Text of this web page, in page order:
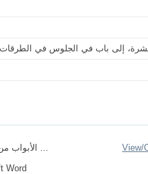
إلى باب في الجلوس في الطرقات
الأبواب من باب في ...
Word
View/